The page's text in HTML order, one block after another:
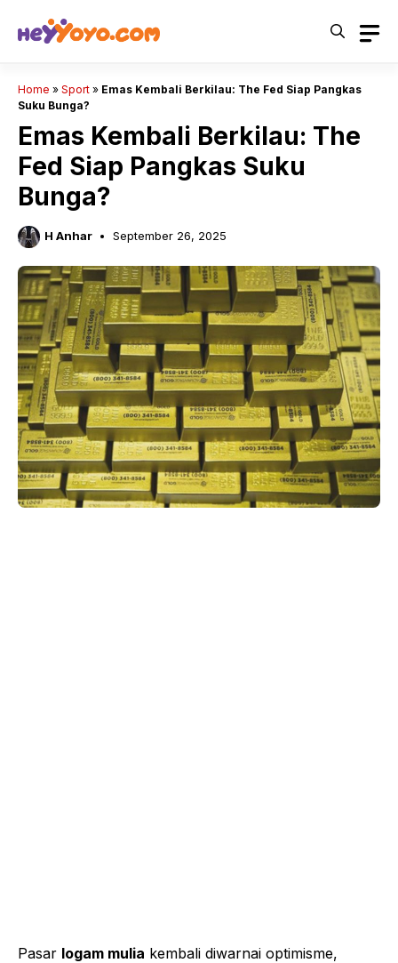
Home » Sport » Emas Kembali Berkilau: The Fed Siap Pangkas
Suku Bunga?
Emas Kembali Berkilau: The
Fed Siap Pangkas Suku
Bunga?
H Anhar September 26, 2025
Pasar logam mulia kembali diwarnai optimisme,